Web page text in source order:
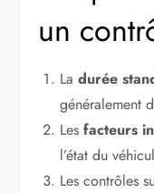
un
Ladurée
généralement
Lesfacteurs
l’état du
Les contrôles